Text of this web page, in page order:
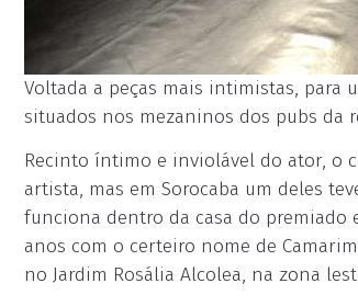
Voltada a peças mais intimistas, para
situados nos mezaninos dos pubs da
Recinto íntimo e inviolável do ator, o
artista, mas em Sorocaba um deles
funciona dentro da casa do premiado
anos com o certeiro nome de
no Jardim Rosália Alcolea, na zona